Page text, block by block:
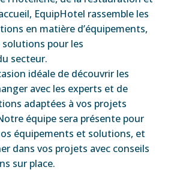
EquipHotel rassemble les
en matière d’équipements,
solutions pour les
secteur.
idéale de découvrir les
avec les experts et de
adaptées à vos projets
équipe sera présente pour
équipements et solutions, et
dans vos projets avec conseils
sur place.